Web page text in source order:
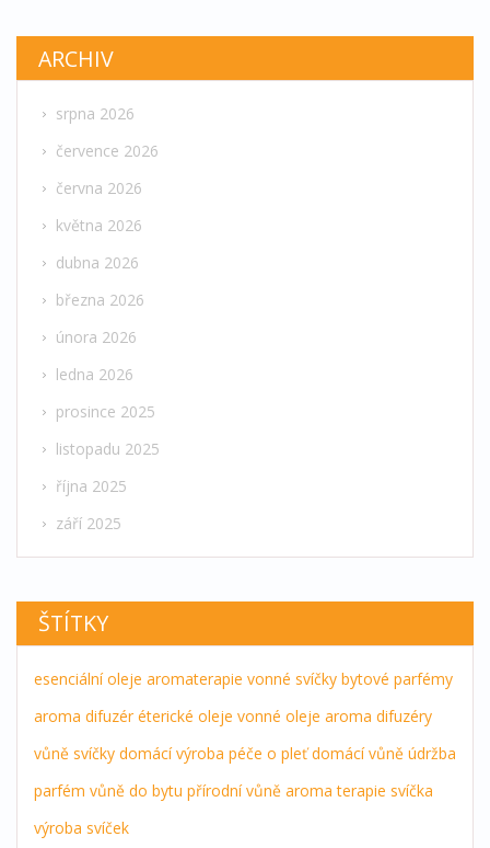
ARCHIV
srpna 2026
července 2026
června 2026
května 2026
dubna 2026
března 2026
února 2026
ledna 2026
prosince 2025
listopadu 2025
října 2025
září 2025
ŠTÍTKY
esenciální oleje aromaterapie vonné svíčky bytové parfémy
aroma difuzér éterické oleje vonné oleje aroma difuzéry
vůně svíčky domácí výroba péče o pleť domácí vůně údržba
parfém vůně do bytu přírodní vůně aroma terapie svíčka
výroba svíček